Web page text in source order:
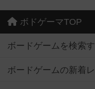
ボドゲーマTOP
ボードゲームを検索
ボードゲームの新着